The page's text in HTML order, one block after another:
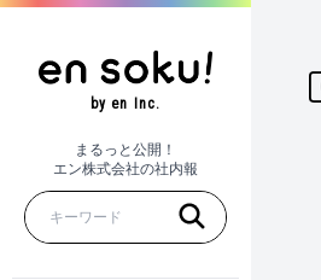
by en Inc.
まるっと公開！
エン株式会社の社内報